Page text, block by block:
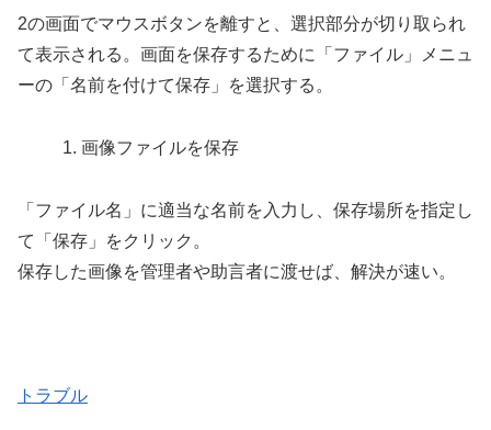
2の画面でマウスボタンを離すと、選択部分が切り取られ
て表示される。画面を保存するために「ファイル」メニュ
ーの「名前を付けて保存」を選択する。
画像ファイルを保存
「ファイル名」に適当な名前を入力し、保存場所を指定し
て「保存」をクリック。
保存した画像を管理者や助言者に渡せば、解決が速い。
トラブル